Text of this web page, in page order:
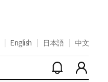
English 日本語 中文